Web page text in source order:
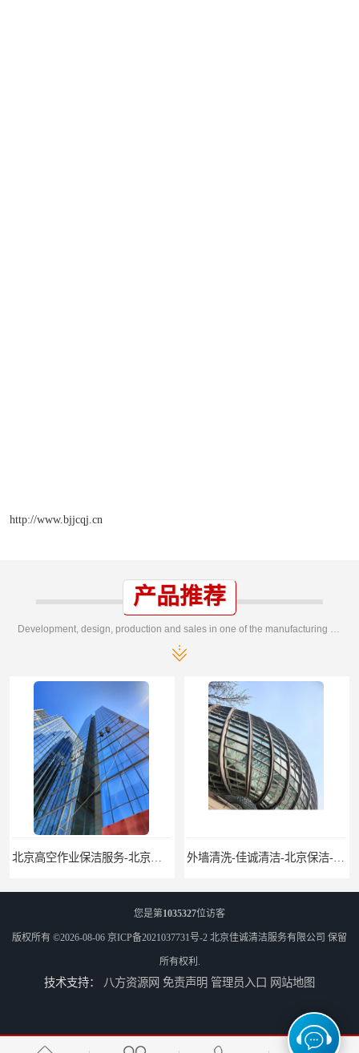
http://www.bjjcqj.cn
产品推荐
您是第1035327位访客
版权所有 ©2026-08-06 京ICP备2021037731号-2 北京佳诚清洁服务有限公司 保留
所有权利.
技术支持： 八方资源网 免责声明 管理员入口 网站地图